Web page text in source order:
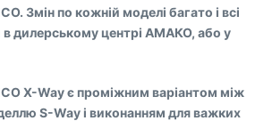
Змін по кожній моделі багато і всі
дилерському центрі АМАКО, або у
X-Way є проміжним варіантом між
S-Way і виконанням для важких